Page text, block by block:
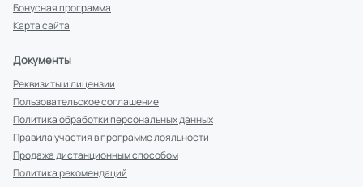
Бонусная программа
Карта сайта
Документы
Реквизиты и лицензии
Пользовательское соглашение
Политика обработки персональных данных
Правила участия в программе лояльности
Продажа дистанционным способом
Политика рекомендаций